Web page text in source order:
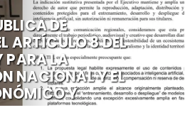
DE
ARTÍCULO 8 DEL
PARA LA
NACIONAL Y EL
Y